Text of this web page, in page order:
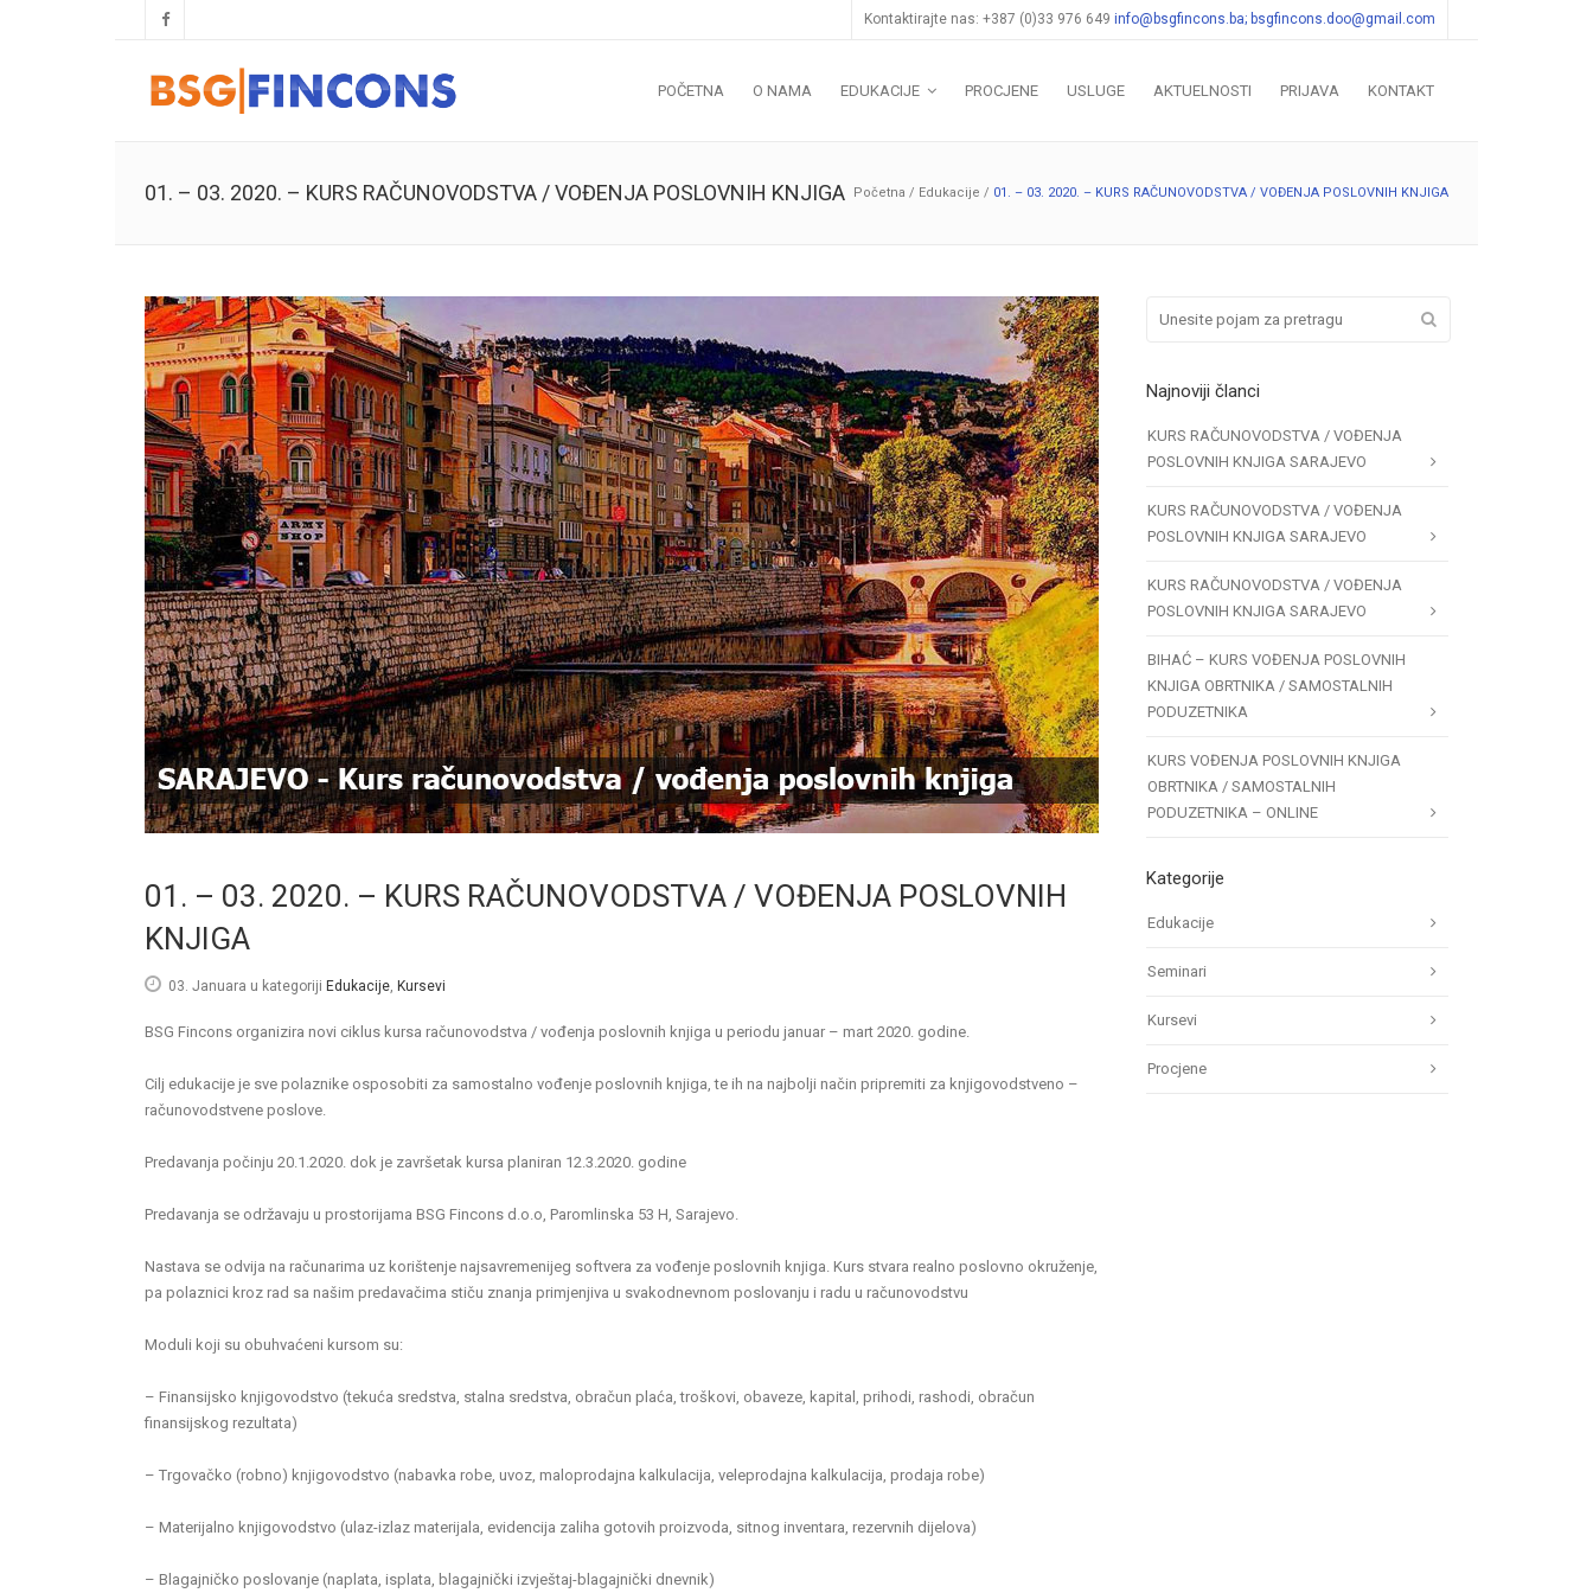
Kontaktirajte nas: +387 (0)33 976 649 info@bsgfincons.ba; bsgfincons.doo@gmail.com
POČETNA O NAMA EDUKACIJE PROCJENE USLUGE AKTUELNOSTI PRIJAVA KONTAKT
01. – 03. 2020. – KURS RAČUNOVODSTVA / VOĐENJA POSLOVNIH KNJIGA Početna / Edukacije / 01. – 03. 2020. – KURS RAČUNOVODSTVA / VOĐENJA POSLOVNIH KNJIGA
01. – 03. 2020. – KURS RAČUNOVODSTVA / VOĐENJA POSLOVNIH
KNJIGA
03. Januara u kategoriji Edukacije, Kursevi
BSG Fincons organizira novi ciklus kursa računovodstva / vođenja poslovnih knjiga u periodu januar – mart 2020. godine.
Cilj edukacije je sve polaznike osposobiti za samostalno vođenje poslovnih knjiga, te ih na najbolji način pripremiti za knjigovodstveno –
računovodstvene poslove.
Predavanja počinju 20.1.2020. dok je završetak kursa planiran 12.3.2020. godine
Predavanja se održavaju u prostorijama BSG Fincons d.o.o, Paromlinska 53 H, Sarajevo.
Nastava se odvija na računarima uz korištenje najsavremenijeg softvera za vođenje poslovnih knjiga. Kurs stvara realno poslovno okruženje,
pa polaznici kroz rad sa našim predavačima stiču znanja primjenjiva u svakodnevnom poslovanju i radu u računovodstvu
Moduli koji su obuhvaćeni kursom su:
– Finansijsko knjigovodstvo (tekuća sredstva, stalna sredstva, obračun plaća, troškovi, obaveze, kapital, prihodi, rashodi, obračun
finansijskog rezultata)
– Trgovačko (robno) knjigovodstvo (nabavka robe, uvoz, maloprodajna kalkulacija, veleprodajna kalkulacija, prodaja robe)
– Materijalno knjigovodstvo (ulaz-izlaz materijala, evidencija zaliha gotovih proizvoda, sitnog inventara, rezervnih dijelova)
– Blagajničko poslovanje (naplata, isplata, blagajnički izvještaj-blagajnički dnevnik)
Najnoviji članci
KURS RAČUNOVODSTVA / VOĐENJA
POSLOVNIH KNJIGA SARAJEVO
KURS RAČUNOVODSTVA / VOĐENJA
POSLOVNIH KNJIGA SARAJEVO
KURS RAČUNOVODSTVA / VOĐENJA
POSLOVNIH KNJIGA SARAJEVO
BIHAĆ – KURS VOĐENJA POSLOVNIH
KNJIGA OBRTNIKA / SAMOSTALNIH
PODUZETNIKA
KURS VOĐENJA POSLOVNIH KNJIGA
OBRTNIKA / SAMOSTALNIH
PODUZETNIKA – ONLINE
Kategorije
Edukacije
Seminari
Kursevi
Procjene